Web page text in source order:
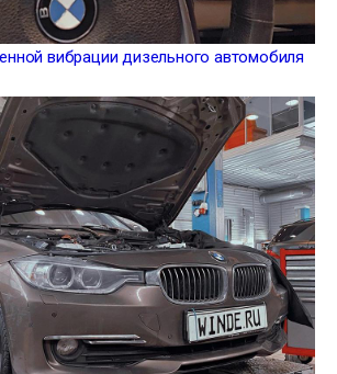
вибрации дизельного автомобиля